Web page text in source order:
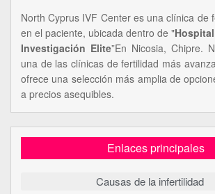
North Cyprus IVF Center es una clínica de
en el paciente, ubicada dentro de "
Investigación Elite”En Nicosia, Chipre.
una de las clínicas de fertilidad más
ofrece una selección más amplia de
a precios asequibles.
Enlaces principales
Causas de la infertilidad